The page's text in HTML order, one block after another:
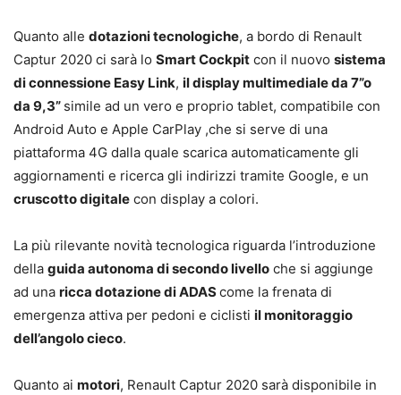
Quanto alle dotazioni tecnologiche, a bordo di Renault
Captur 2020 ci sarà lo Smart Cockpit con il nuovo sistema
di connessione Easy Link, il display multimediale da 7”o
da 9,3” simile ad un vero e proprio tablet, compatibile con
Android Auto e Apple CarPlay ,che si serve di una
piattaforma 4G dalla quale scarica automaticamente gli
aggiornamenti e ricerca gli indirizzi tramite Google, e un
cruscotto digitale con display a colori.
La più rilevante novità tecnologica riguarda l’introduzione
della guida autonoma di secondo livello che si aggiunge
ad una ricca dotazione di ADAScome la frenata di
emergenza attiva per pedoni e ciclisti il monitoraggio
dell’angolo cieco.
Quanto ai motori, Renault Captur 2020 sarà disponibile in